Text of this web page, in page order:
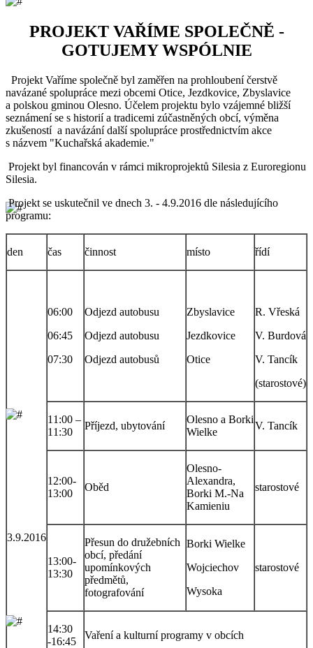
PROJEKT VAŘÍME SPOLEČNĚ -
GOTUJEMY WSPÓLNIE
Projekt Vaříme společně byl zaměřen na prohloubení čerstvě
navázané spolupráce mezi obcemi Otice, Jezdkovice, Zbyslavice
a polskou gminou Olesno. Účelem projektu bylo vzájemné bližší
seznámení se s historií a tradicemi zúčastněných obcí, výměna
zkušeností a navázání další spolupráce prostřednictvím akce
s názvem "Kuchařská akademie."
Projekt byl financován v rámci mikroprojektů Silesia z Euroregionu
Silesia.
Projekt se uskutečnil ve dnech 3. - 4.9.2016 dle následujícího
programu:
den čas činnost místo řídí
3.9.2016
06:00
06:45
07:30
Odjezd autobusu
Odjezd autobusu
Odjezd autobusů
Zbyslavice
Jezdkovice
Otice
R. Vřeská
V. Burdová
V. Tancík
(starostové)
11:00 –
11:30
Příjezd, ubytování
Olesno a Borki
Wielke
V. Tancík
12:00-
13:00
Oběd
Olesno-
Alexandra,
Borki M.-Na
Kamieniu
starostové
13:00-
13:30
Přesun do družebních
obcí, předání
upomínkových
předmětů,
fotografování
Borki Wielke
Wojciechov
Wysoka
starostové
14:30
-16:45
Vaření a kulturní programy v obcích